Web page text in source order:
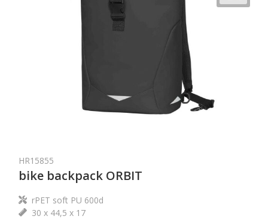
HR15855
bike backpack ORBIT
rPET soft PU 600d
30 x 44,5 x 17